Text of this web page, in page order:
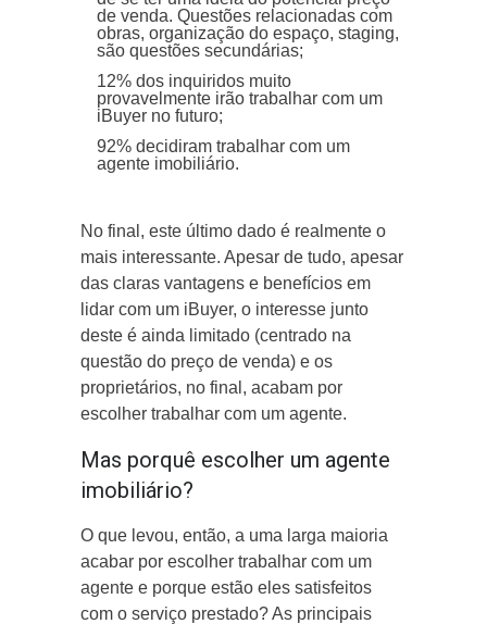
de venda. Questões relacionadas com
obras, organização do espaço, staging,
são questões secundárias;
12% dos inquiridos muito
provavelmente irão trabalhar com um
iBuyer no futuro;
92% decidiram trabalhar com um
agente imobiliário.
No final, este último dado é realmente o
mais interessante. Apesar de tudo, apesar
das claras vantagens e benefícios em
lidar com um iBuyer, o interesse junto
deste é ainda limitado (centrado na
questão do preço de venda) e os
proprietários, no final, acabam por
escolher trabalhar com um agente.
Mas porquê escolher um agente
imobiliário?
O que levou, então, a uma larga maioria
acabar por escolher trabalhar com um
agente e porque estão eles satisfeitos
com o serviço prestado? As principais